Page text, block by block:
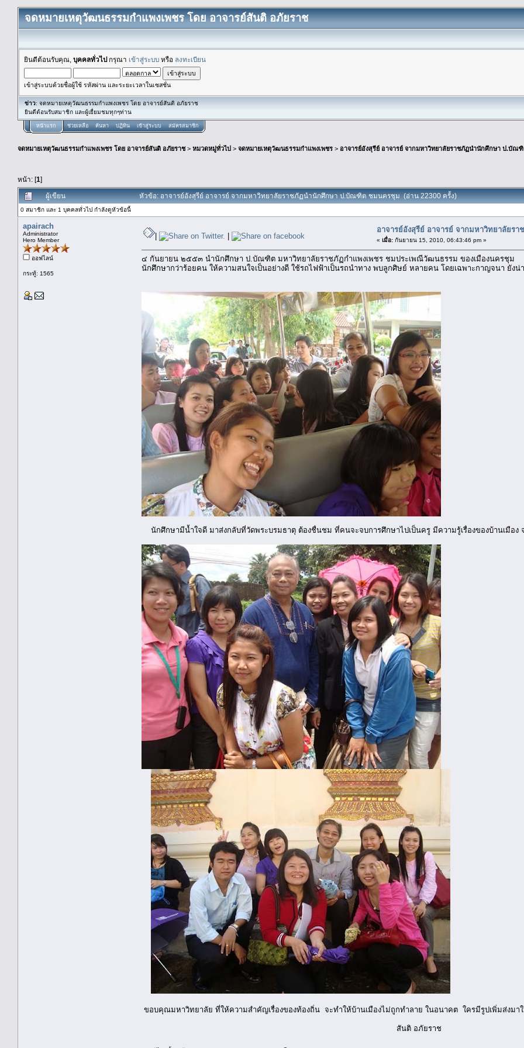
จดหมายเหตุวัฒนธรรมกำแพงเพชร โดย อาจารย์สันติ อภัยราช
ยินดีต้อนรับคุณ, บุคคลทั่วไปกรุณา เข้าสู่ระบบ หรือ ลงทะเบียน
เข้าสู่ระบบด้วยชื่อผู้ใช้ รหัสผ่าน และระยะเวลาในเซสชั่น
ข่าว: จดหมายเหตุวัฒนธรรมกำแพงเพชร โดย อาจารย์สันติ อภัยราช
ยินดีต้อนรับสมาชิก และผู้เยื่ยมชมทุกๆท่าน
หน้าแรก ช่วยเหลือ ค้นหา ปฏิทิน เข้าสู่ระบบ สมัครสมาชิก
จดหมายเหตุวัฒนธรรมกำแพงเพชร โดย อาจารย์สันติ อภัยราช> หมวดหมู่ทั่วไป > จดหมายเหตุวัฒนธรรมกำแพงเพชร > อาจารย์อังสุรีย์ อาจารย์ จากมหาวิทยาลัยราชภัฏนำนักศึกษา ป.บัณ
หน้า: [1]
ผู้เขียน หัวข้อ: อาจารย์อังสุรีย์ อาจารย์ จากมหาวิทยาลัยราชภัฏนำนักศึกษา ป.บัณฑิต ชมนครชุม (อ่าน 22300 ครั้ง)
0 สมาชิก และ 1 บุคคลทั่วไป กำลังดูหัวข้อนี้
apairach
Administrator
Hero Member
ออฟไลน์
กระทู้: 1565
| |
อาจารย์อังสุรีย์ อาจารย์ จากมหาวิทยาลัย
« เมื่อ: กันยายน 15, 2010, 06:43:46 pm »
๔ กันยายน ๒๕๕๓ นำนักศึกษา ป.บัณฑิต มหาวิทยาลัยราชภัฏกำแพงเพชร ชมประเพณีวัฒนธรรม ของเมืองนครชุม
นักศึกษากว่าร้อยคน ให้ความสนใจเป็นอย่างดี ใช้รถไฟฟ้าเป็นรถนำทาง พบลูกศิษย์ หลายคน โดยเฉพาะกาญจนา ยังน่
นักศึกษามีน้ำใจดี มาส่งกลับที่วัดพระบรมธาตุ ต้องชื่นชม ที่คนจะจบการศึกษาไปเป็นครู มีความรู้เรื่องของบ้านเมือง
ขอบคุณมหาวิทยาลัย ที่ให้ความสำคัญเรื่องของท้องถิ่น จะทำให้บ้านเมืองไม่ถูกทำลาย ในอนาคต ใครมีรูปเพิ่มส่งม
สันติ อภัยราช